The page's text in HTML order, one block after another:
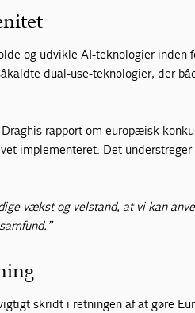
og udvikle AI-teknologier inden
dual-use-teknologier, der
rapport om europæisk
implementeret. Det
vækst og velstand, at vi kan
skridt i retningen af at gøre